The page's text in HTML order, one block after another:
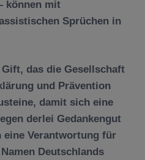
können mit
Sprüchen in
das die Gesellschaft
und Prävention
damit sich eine
derlei Gedankengut
eine Verantwortung für
Deutschlands